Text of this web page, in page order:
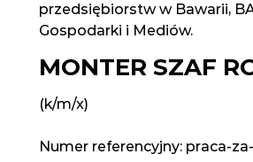
przedsiębiorstw w Bawarii,
Gospodarki i Mediów.
MONTER SZAF
(k/m/x)
Numer referencyjny: praca-